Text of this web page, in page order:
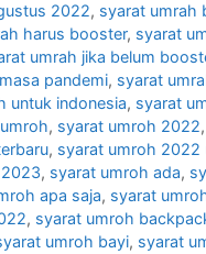
2022, syarat umrah
harus booster, syarat
umrah jika belum
pandemi, syarat
untuk indonesia, syarat
, syarat umroh 2022,
, syarat umroh 2022
, syarat umroh ada,
apa saja, syarat
, syarat umroh
umroh bayi, syarat